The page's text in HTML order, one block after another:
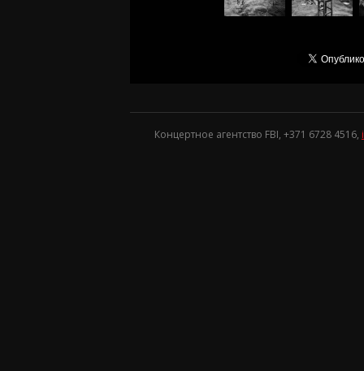
Концертное агентство FBI, +371 6728 4516,